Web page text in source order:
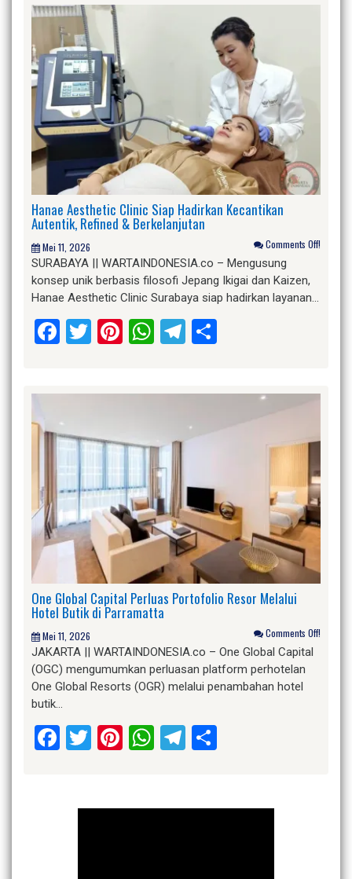
Hanae Aesthetic Clinic Siap Hadirkan Kecantikan
Autentik, Refined & Berkelanjutan
Mei 11, 2026 Comments Off!
SURABAYA || WARTAINDONESIA.co – Mengusung
konsep unik berbasis filosofi Jepang Ikigai dan Kaizen,
Hanae Aesthetic Clinic Surabaya siap hadirkan layanan…
Facebook
Twitter
Pinterest
WhatsApp
Telegram
One Global Capital Perluas Portofolio Resor Melalui
Hotel Butik di Parramatta
Mei 11, 2026 Comments Off!
JAKARTA || WARTAINDONESIA.co – One Global Capital
(OGC) mengumumkan perluasan platform perhotelan
One Global Resorts (OGR) melalui penambahan hotel
butik…
Facebook
Twitter
Pinterest
WhatsApp
Telegram